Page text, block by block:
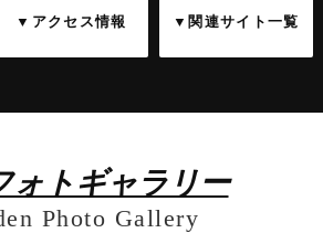
▼アクセス情報 ▼関連サイト一覧
ォトギャラリー
Photo Gallery